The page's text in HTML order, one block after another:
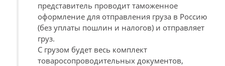
представитель проводит таможенное
оформление для отправления груза в Россию
(без уплаты пошлин и налогов) и отправляет
груз.
С грузом будет весь комплект
товаросопроводительных документов,